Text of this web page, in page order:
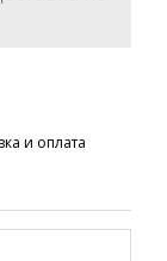
и оплата